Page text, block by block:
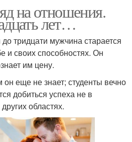
на отношения.
лет…
тридцати мужчина старается
и своих способностях. Он
им цену.
еще не знает; студенты вечно
добиться успеха не в
областях.